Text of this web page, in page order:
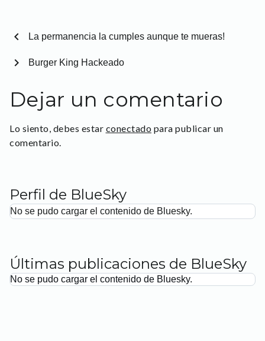
chevron_left La permanencia la cumples aunque te mueras!
Burger King Hackeado
chevron_right
Dejar un comentario
Lo siento, debes estar conectado para publicar un
comentario.
Perfil de BlueSky
No se pudo cargar el contenido de Bluesky.
Últimas publicaciones de BlueSky
No se pudo cargar el contenido de Bluesky.